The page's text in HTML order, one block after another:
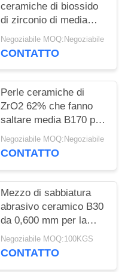
ceramiche di biossido
di zirconio di media
0.3mm di dimensione
B60 per il trattamento
Negoziabile MOQ:Negoziabile
CONTATTO
Perle ceramiche di
ZrO2 62% che fanno
saltare media B170 più
la perla ceramica
Deblurrings abrasivo
Negoziabile MOQ:Negoziabile
CONTATTO
Mezzo di sabbiatura
abrasivo ceramico B30
da 0,600 mm per la
pulizia di stampi di
bottiglie di vetro
Negoziabile MOQ:100KGS
CONTATTO